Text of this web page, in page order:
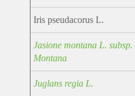
Iris pseudacorus L.
Jasione montana L. subsp.
Montana
Juglans regia L.